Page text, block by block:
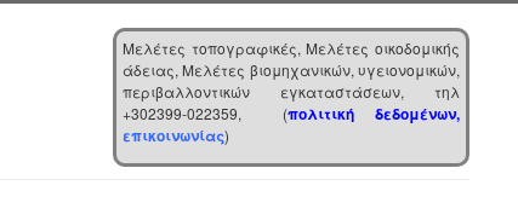
Μελέτες τοπογραφικές, Μελέτες οικοδομικής
άδειας, Μελέτες βιομηχανικών, υγειονομικών,
περιβαλλοντικών εγκαταστάσεων, τηλ
+302399-022359, (πολιτική δεδομένων,
επικοινωνίας)